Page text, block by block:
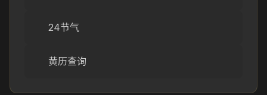
24节气
黄历查询